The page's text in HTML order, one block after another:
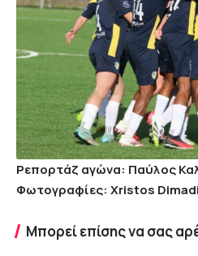
Ρεπορτάζ αγώνα: Παύλος
Φωτογραφίες: Xristos
Μπορεί επίσης να σας